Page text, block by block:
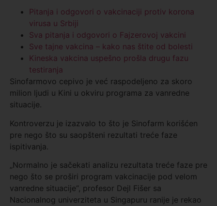
Pitanja i odgovori o vakcinaciji protiv korona
virusa u Srbiji
Sva pitanja i odgovori o Fajzerovoj vakcini
Sve tajne vakcina – kako nas štite od bolesti
Kineska vakcina uspešno prošla drugu fazu
testiranja
Sinofarmovo cepivo je već raspodeljeno za skoro
milion ljudi u Kini u okviru programa za vanredne
situacije.
Kontroverzu je izazvalo to što je Sinofarm korišćen
pre nego što su saopšteni rezultati treće faze
ispitivanja.
„Normalno je sačekati analizu rezultata treće faze pre
nego što se proširi program vakcinacije pod velom
vanredne situacije“, profesor Dejl Fišer sa
Nacionalnog univerziteta u Singapuru ranije je rekao